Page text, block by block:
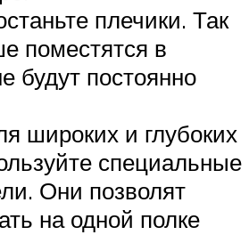
плечики. Так
поместятся в
будут постоянно
широких и глубоких
специальные
Они позволят
на одной полке